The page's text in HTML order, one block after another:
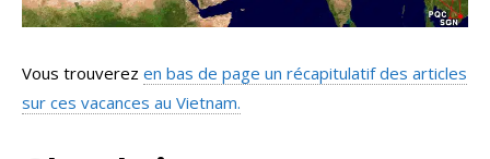
Vous trouverez en bas de page un récapitulatif des articles
sur ces vacances au Vietnam.